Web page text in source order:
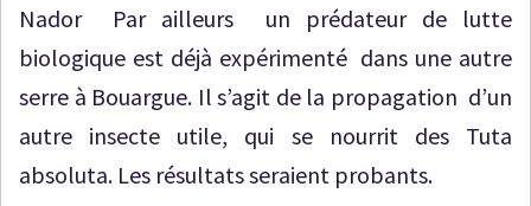
Nador Par ailleurs un prédateur de lutte
biologique est déjà expérimenté dans une autre
serre à Bouargue. Il s’agit de la propagation d’un
autre insecte utile, qui se nourrit des Tuta
absoluta. Les résultats seraient probants.